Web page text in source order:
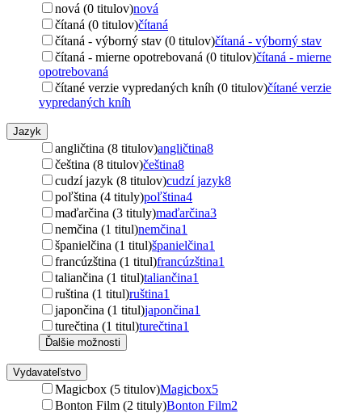
nová (0 titulov)nová
čítaná (0 titulov)čítaná
čítaná - výborný stav (0 titulov)čítaná - výborný stav
čítaná - mierne opotrebovaná (0 titulov)čítaná - mierne
opotrebovaná
čítané verzie vypredaných kníh (0 titulov)čítané verzie
vypredaných kníh
Jazyk
angličtina (8 titulov)angličtina8
čeština (8 titulov)čeština8
cudzí jazyk (8 titulov)cudzí jazyk8
poľština (4 tituly)poľština4
maďarčina (3 tituly)maďarčina3
nemčina (1 titul)nemčina1
španielčina (1 titul)španielčina1
francúzština (1 titul)francúzština1
taliančina (1 titul)taliančina1
ruština (1 titul)ruština1
japončina (1 titul)japončina1
turečtina (1 titul)turečtina1
Ďalšie možnosti
Vydavateľstvo
Magicbox (5 titulov)Magicbox5
Bonton Film (2 tituly)Bonton Film2